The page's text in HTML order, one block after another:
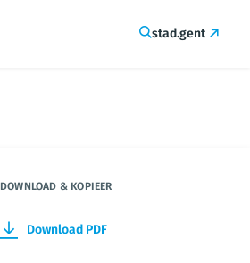
stad.gent
DOWNLOAD & KOPIEER
Download PDF